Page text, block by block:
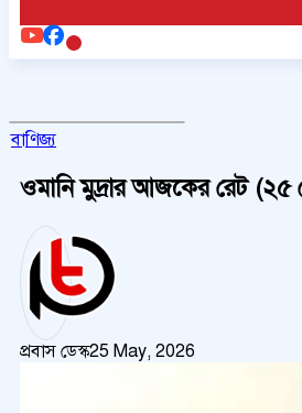
বাণিজ্য
ওমানি মুদ্রার আজকের রেট (২৫
প্রবাস ডেস্ক25 May, 2026